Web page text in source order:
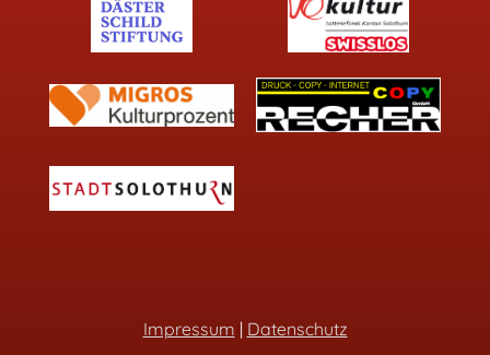
Impressum | Datenschutz